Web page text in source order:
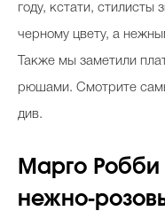
году, кстати, стилисты
черному цвету, а
Также мы заметили
рюшами. Смотрите
див.
Марго
нежно-